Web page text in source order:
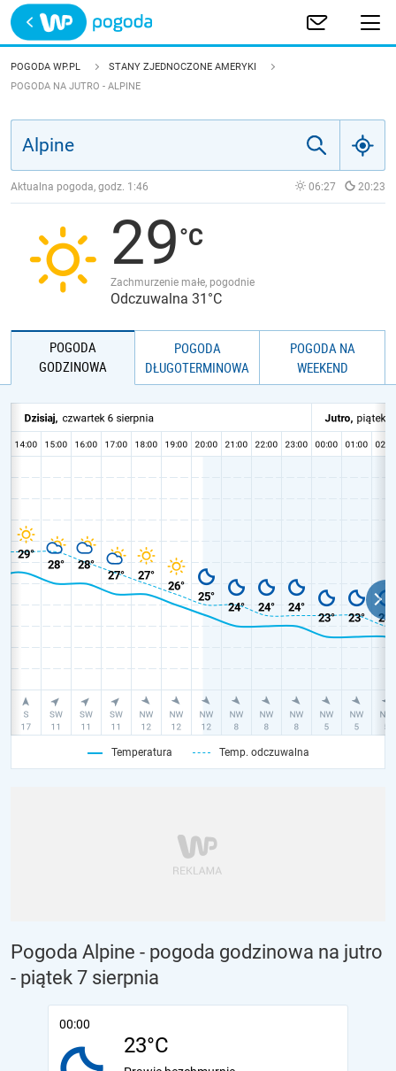
Trwa ładowanie
POLSKA
ŚWIAT
JAKOŚĆ POWIETRZA
POGODA WP.PL
STANY ZJEDNOCZONE AMERYKI
POGODA NA JUTRO - ALPINE
Aktualna pogoda, godz. 1:46 06:27 20:23
29
Zachmurzenie małe, pogodnie
Odczuwalna 31°C
POGODA
GODZINOWA
POGODA
DŁUGOTERMINOWA
POGODA NA
WEEKEND
Temperatura Temp. odczuwalna
Pogoda Alpine - pogoda godzinowa na jutro
- piątek 7 sierpnia
00:00
23°C